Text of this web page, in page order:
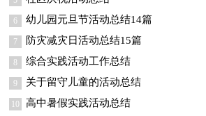
6 幼儿园元旦节活动总结14篇
7 防灾减灾日活动总结15篇
8 综合实践活动工作总结
9 关于留守儿童的活动总结
10 高中暑假实践活动总结